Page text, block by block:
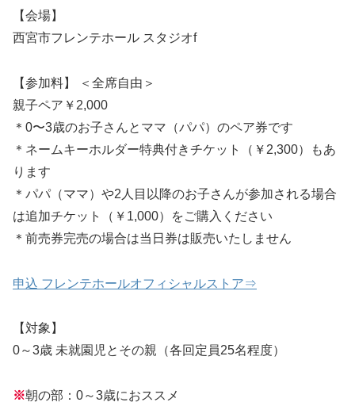
【会場】
西宮市フレンテホール スタジオf
【参加料】 ＜全席自由＞
親子ペア￥2,000
＊0〜3歳のお子さんとママ（パパ）のペア券です
＊ネームキーホルダー特典付きチケット（￥2,300）もあ
ります
＊パパ（ママ）や2人目以降のお子さんが参加される場合
は追加チケット（￥1,000）をご購入ください
＊前売券完売の場合は当日券は販売いたしません
申込 フレンテホールオフィシャルストア⇒
【対象】
0～3歳 未就園児とその親（各回定員25名程度）
※朝の部：0～3歳におススメ